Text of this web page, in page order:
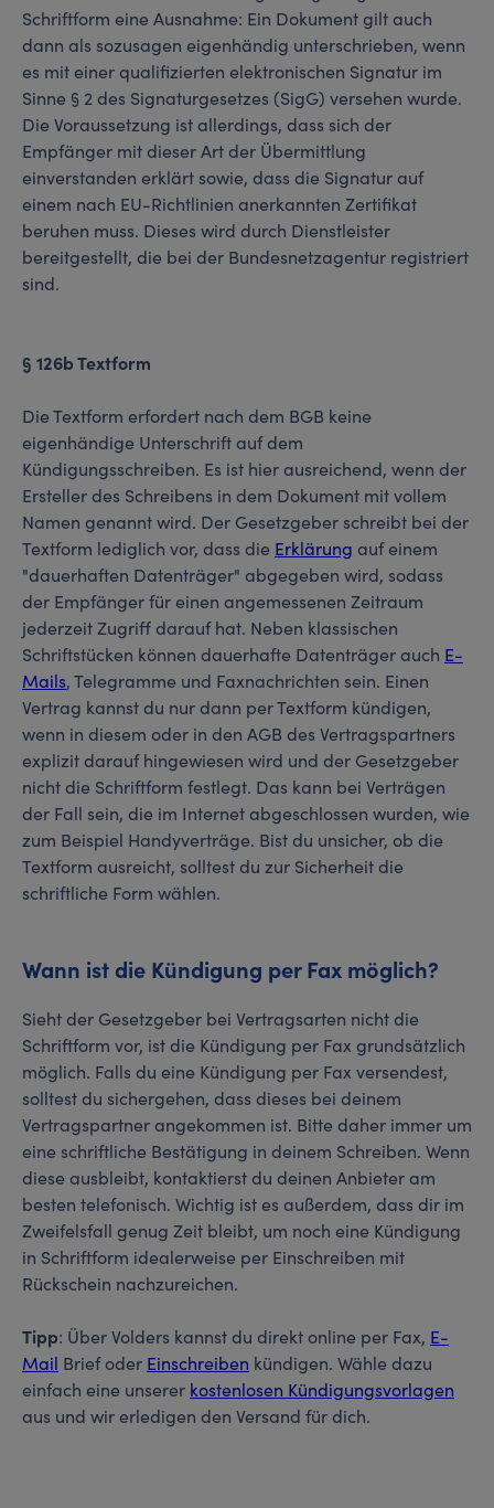
Schriftform eine Ausnahme: Ein Dokument gilt auch
dann als sozusagen eigenhändig unterschrieben, wenn
es mit einer qualifizierten elektronischen Signatur im
Sinne § 2 des Signaturgesetzes (SigG) versehen wurde.
Die Voraussetzung ist allerdings, dass sich der
Empfänger mit dieser Art der Übermittlung
einverstanden erklärt sowie, dass die Signatur auf
einem nach EU-Richtlinien anerkannten Zertifikat
beruhen muss. Dieses wird durch Dienstleister
bereitgestellt, die bei der Bundesnetzagentur registriert
sind.
§ 126b Textform
Die Textform erfordert nach dem BGB keine
eigenhändige Unterschrift auf dem
Kündigungsschreiben. Es ist hier ausreichend, wenn der
Ersteller des Schreibens in dem Dokument mit vollem
Namen genannt wird. Der Gesetzgeber schreibt bei der
Textform lediglich vor, dass die Erklärung auf einem
"dauerhaften Datenträger" abgegeben wird, sodass
der Empfänger für einen angemessenen Zeitraum
jederzeit Zugriff darauf hat. Neben klassischen
Schriftstücken können dauerhafte Datenträger auch E-
Mails, Telegramme und Faxnachrichten sein. Einen
Vertrag kannst du nur dann per Textform kündigen,
wenn in diesem oder in den AGB des Vertragspartners
explizit darauf hingewiesen wird und der Gesetzgeber
nicht die Schriftform festlegt. Das kann bei Verträgen
der Fall sein, die im Internet abgeschlossen wurden, wie
zum Beispiel Handyverträge. Bist du unsicher, ob die
Textform ausreicht, solltest du zur Sicherheit die
schriftliche Form wählen.
Wann ist die Kündigung per Fax möglich?
Sieht der Gesetzgeber bei Vertragsarten nicht die
Schriftform vor, ist die Kündigung per Fax grundsätzlich
möglich. Falls du eine Kündigung per Fax versendest,
solltest du sichergehen, dass dieses bei deinem
Vertragspartner angekommen ist. Bitte daher immer um
eine schriftliche Bestätigung in deinem Schreiben. Wenn
diese ausbleibt, kontaktierst du deinen Anbieter am
besten telefonisch. Wichtig ist es außerdem, dass dir im
Zweifelsfall genug Zeit bleibt, um noch eine Kündigung
in Schriftform idealerweise per Einschreiben mit
Rückschein nachzureichen.
Tipp: Über Volders kannst du direkt online per Fax, E-
Mail Brief oder Einschreiben kündigen. Wähle dazu
einfach eine unserer kostenlosen Kündigungsvorlagen
aus und wir erledigen den Versand für dich.